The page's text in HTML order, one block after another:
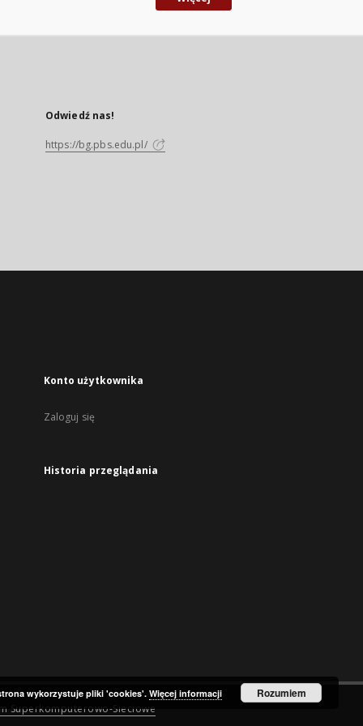
Odwiedź nas!
https://bg.pbs.edu.pl/
Konto użytkownika
Zaloguj się
Historia przeglądania
Superkomputerowo-Sieciowe
wykorzystuje pliki 'cookies'.Więcej informacji Rozumiem